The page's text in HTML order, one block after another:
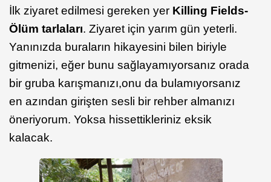
İlk ziyaret edilmesi gereken yer Killing Fields-
Ölüm tarlaları. Ziyaret için yarım gün yeterli.
Yanınızda buraların hikayesini bilen biriyle
gitmenizi, eğer bunu sağlayamıyorsanız orada
bir gruba karışmanızı,onu da bulamıyorsanız
en azından girişten sesli bir rehber almanızı
öneriyorum. Yoksa hissettikleriniz eksik
kalacak.